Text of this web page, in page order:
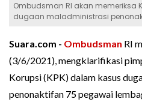
Ombudsman RI akan memeriksa
dugaan maladministrasi
Suara.com - Ombudsman RI
(3/6/2021), mengklarifikasi
Korupsi (KPK) dalam kasus
penonaktifan 75 pegawai